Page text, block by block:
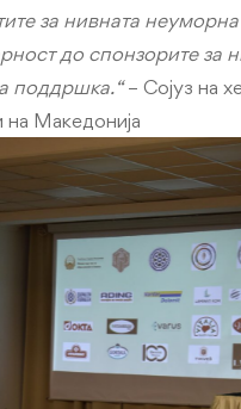
за нивната
до спонзорите за
поддршка.“– Сојуз на
на Македонија